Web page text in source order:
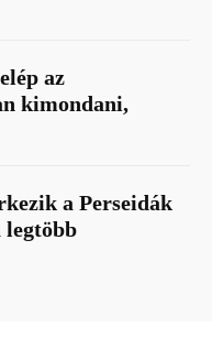
az
kimondani,
a Perseidák
legtöbb